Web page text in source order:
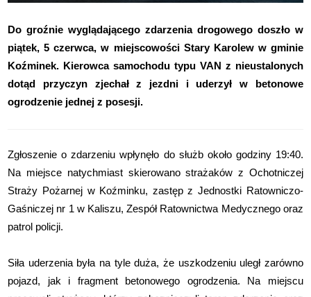
Do groźnie wyglądającego zdarzenia drogowego doszło w
piątek, 5 czerwca, w miejscowości Stary Karolew w gminie
Koźminek. Kierowca samochodu typu VAN z nieustalonych
dotąd przyczyn zjechał z jezdni i uderzył w betonowe
ogrodzenie jednej z posesji.
Zgłoszenie o zdarzeniu wpłynęło do służb około godziny 19:40.
Na miejsce natychmiast skierowano strażaków z Ochotniczej
Straży Pożarnej w Koźminku, zastęp z Jednostki Ratowniczo-
Gaśniczej nr 1 w Kaliszu, Zespół Ratownictwa Medycznego oraz
patrol policji.
Siła uderzenia była na tyle duża, że uszkodzeniu uległ zarówno
pojazd, jak i fragment betonowego ogrodzenia. Na miejscu